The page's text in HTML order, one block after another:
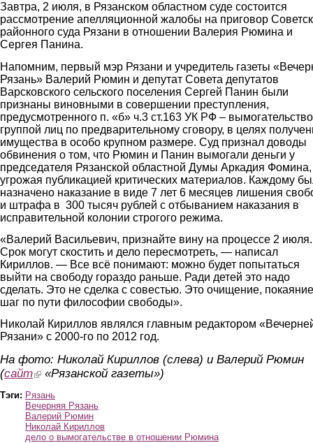
Завтра, 2 июля, в Рязанском областном суде состоится
рассмотрение апелляционной жалобы на приговор
районного суда Рязани в отношении Валерия Рюмина и
Сергея Панина.
Напомним, первый мэр Рязани и учредитель газеты
Рязань» Валерий Рюмин и депутат Совета депутатов
Варсковского сельского поселения Сергей Панин были
признаны виновными в совершении преступления,
предусмотренного п. «б» ч.3 ст.163 УК РФ – вымогательство
группой лиц по предварительному сговору, в целях
имущества в особо крупном размере. Суд признал доводы
обвинения о том, что Рюмин и Панин вымогали деньги у
председателя Рязанской областной Думы Аркадия Фомина,
угрожая публикацией критических материалов. Каждому
назначено наказание в виде 7 лет 6 месяцев лишения
и штрафа в 300 тысяч рублей с отбыванием наказания в
исправительной колонии строгого режима.
«Валерий Васильевич, признайте вину на процессе 2 июля.
Срок могут скостить и дело пересмотреть, — написал
Кириллов. — Все всё понимают: можно будет попытаться
выйти на свободу гораздо раньше. Ради детей это надо
сделать. Это не сделка с совестью. Это очищение,
шаг по пути философии свободы».
Николай Кириллов являлся главным редактором
Рязани» с 2000-го по 2012 год.
На фото: Николай Кириллов (слева) и Валерий Рюмин
(сайт(link is external)
«Рязанской газеты»)
Тэги: Рязань
Вечерняя Рязань
Валерий Рюмин
Николай Кириллов
дело о вымогательстве в отношении Рюмина